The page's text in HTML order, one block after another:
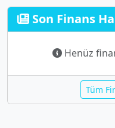
Son Finans
Henüz
Tüm